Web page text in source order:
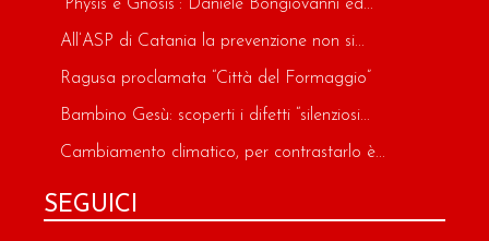
“Physis e Gnosis”: Daniele Bongiovanni ed...
All’ASP di Catania la prevenzione non si...
Ragusa proclamata “Città del Formaggio”
Bambino Gesù: scoperti i difetti “silenziosi...
Cambiamento climatico, per contrastarlo è...
SEGUICI